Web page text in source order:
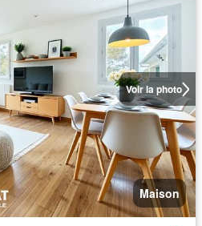
Voir la photo
Maison